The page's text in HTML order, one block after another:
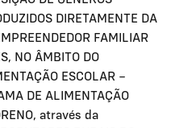
DIRETAMENTE DA
FAMILIAR
NO ÂMBITO DO
ESCOLAR –
DE ALIMENTAÇÃO
através da